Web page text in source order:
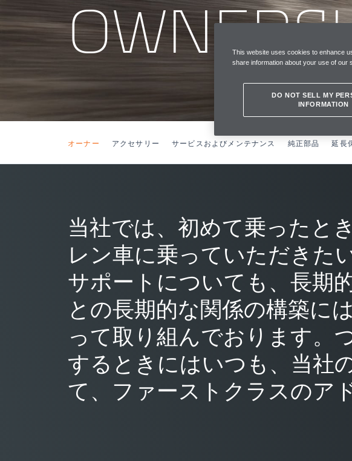
オーナー アクセサリー サービスおよびメンテナンス 純正部品 延長
当社では、初めて乗ったと
レン車に乗っていただきた
サポートについても、長期
との長期的な関係の構築に
って取り組んでおります。
するときにはいつも、当社
て、ファーストクラスのア
This website uses cookies to enhance
share information about your use of our
DO NOT SELL MY
INFORMATION